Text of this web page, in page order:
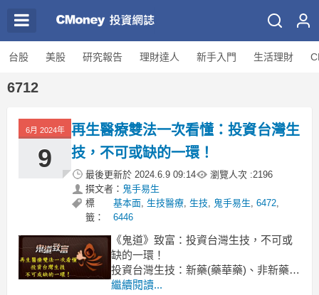
台股 美股 研究報告 理財達人 新手入門 生活理財
6712
6月 2024年
9
再生醫療雙法一次看懂：投資台灣生
技，不可或缺的一環！
最後更新於 2024.6.9 09:14 瀏覽人次 :2196
撰文者： 鬼手易生
標
籤：
基本面, 生技醫療, 生技, 鬼手易生, 6472,
6446
《鬼道》致富：投資台灣生技，不可或
缺的一環！
投資台灣生技：新藥(藥華藥)、非新藥
(保瑞、美時、漢達、智擎)、再生醫療
繼續閱讀...